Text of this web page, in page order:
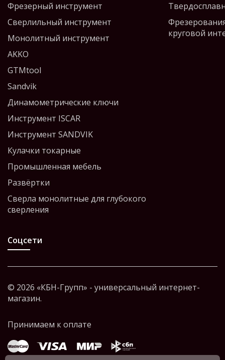
Фрезерный инструмент
Сверлильный инструмент
Монолитный инструмент
AKKO
GTMtool
Sandvik
Динамометрические ключи
Инструмент ISCAR
Инструмент SANDVIK
Кулачки токарные
Промышленная мебель
Развёртки
Сверла монолитные для глубокого
сверления
круговой
Соцсети
© 2026 «КБН-Групп» - универсальный интернет-
магазин.